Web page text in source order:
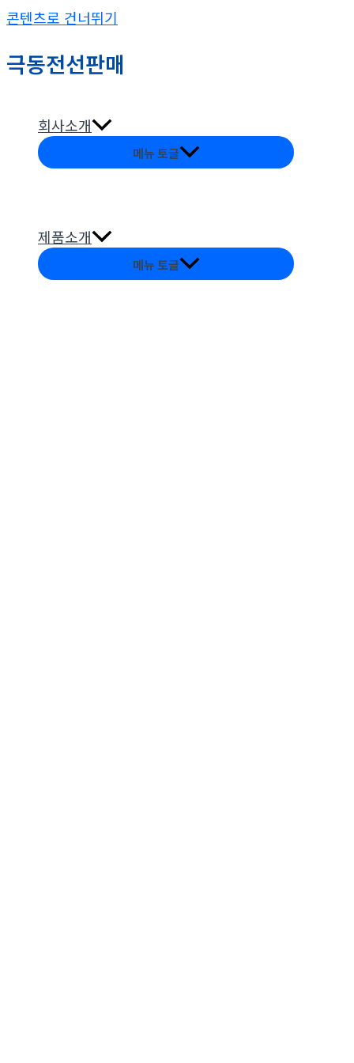
콘텐츠로 건너뛰기
극동전선판매
회사소개
메뉴 토글
제품소개
메뉴 토글